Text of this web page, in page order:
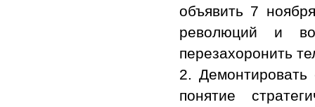
объявить 7
революций и
перезахоронить
2. Демонтировать
понятие